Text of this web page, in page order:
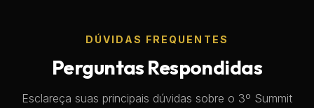
DÚVIDAS FREQUENTES
Perguntas Respondidas
Esclareça suas principais dúvidas sobre o 3º Summit